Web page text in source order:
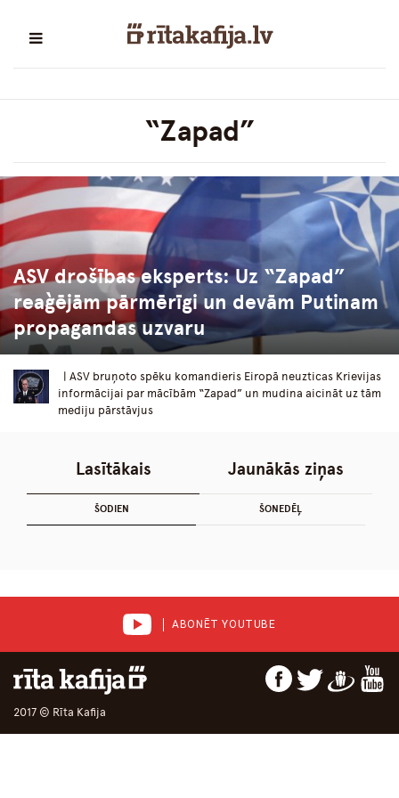
“Zapad”
ASV drošības eksperts: Uz “Zapad”
reaģējām pārmērīgi un devām Putinam
propagandas uzvaru
| ASV bruņoto spēku komandieris Eiropā neuzticas Krievijas
informācijai par mācībām “Zapad” un mudina aicināt uz tām
mediju pārstāvjus
Lasītākais
ŠODIEN ŠONEDĒĻ
Jaunākās ziņas
ABONĒT YOUTUBE
2017 © Rīta Kafija